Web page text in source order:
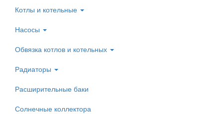
Котлы и котельные
Насосы
Обвязка котлов и котельных
Радиаторы
Расширительные баки
Солнечные коллектора